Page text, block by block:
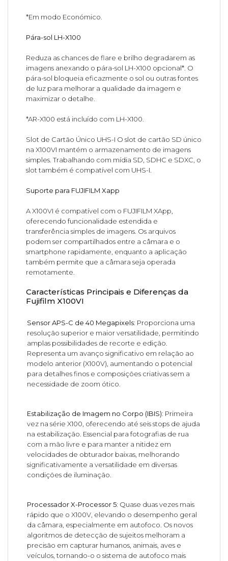
*Em modo Económico.
Pára-sol LH-X100
Reduza as chances de flare e brilho degradarem as
imagens anexando o pára-sol LH-X100 opcional*. O
pára-sol bloqueia eficazmente o sol ou outras fontes
de luz para melhorar a qualidade da imagem e
maximizar o detalhe.
*AR-X100 está incluído com LH-X100.
Slot de Cartão Único UHS-I O slot de cartão SD único
na X100VI mantém o armazenamento de imagens
simples. Trabalhando com mídia SD, SDHC e SDXC, o
slot também é compatível com UHS-I.
Suporte para FUJIFILM Xapp
A X100VI é compatível com o FUJIFILM XApp,
oferecendo funcionalidade estendida e
transferência simples de imagens. Os arquivos
podem ser compartilhados entre a câmara e o
smartphone rapidamente, enquanto a aplicação
também permite que a câmara seja operada
remotamente.
Características Principais e Diferenças da
Fujifilm X100VI
Sensor APS-C de 40 Megapixels: Proporciona uma
resolução superior e maior versatilidade, permitindo
amplas possibilidades de recorte e edição.
Representa um avanço significativo em relação ao
modelo anterior (X100V), aumentando o potencial
para detalhes finos e composições criativas sem a
necessidade de zoom ótico.
Estabilização de Imagem no Corpo (IBIS): Primeira
vez na série X100, oferecendo até seis stops de ajuda
na estabilização. Essencial para fotografias de rua
com a mão livre e para manter a nitidez em
velocidades de obturador baixas, melhorando
significativamente a versatilidade em diversas
condições de iluminação.
Processador X-Processor 5: Quase duas vezes mais
rápido que o X100V, elevando o desempenho geral
da câmara, especialmente em autofoco. Os novos
algoritmos de detecção de sujeitos melhoram a
precisão em capturar humanos, animais, aves e
veículos, tornando-o o sistema de autofoco mais